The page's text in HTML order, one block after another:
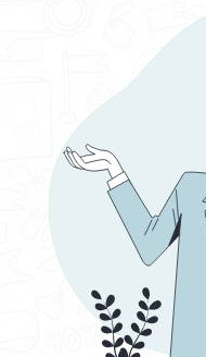
Выберите группу категорий
Выберите категорию
Культура, музыка и
Выберите подкатегорию
Вокалист
Зарплата
От и до
Тип занятости